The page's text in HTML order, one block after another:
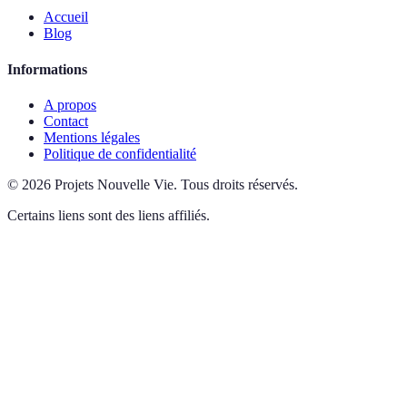
Accueil
Blog
Informations
A propos
Contact
Mentions légales
Politique de confidentialité
© 2026 Projets Nouvelle Vie. Tous droits réservés.
Certains liens sont des liens affiliés.